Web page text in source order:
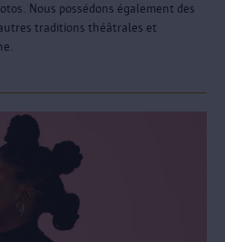
Nous possédons également des
traditions théâtrales et